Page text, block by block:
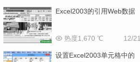
Excel2003的引用Web数据
12/21
热度1,670 ℃
设置Excel2003单元格中的